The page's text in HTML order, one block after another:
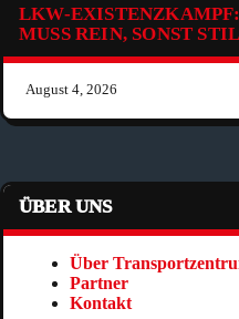
LKW-
MUSS REIN, SONST
August 4, 2026
ÜBER UNS
Über
Partner
Kontakt